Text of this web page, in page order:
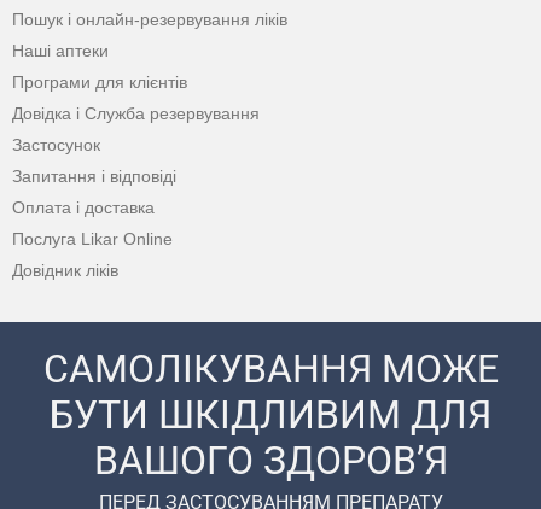
Пошук і онлайн-резервування ліків
Наші аптеки
Програми для клієнтів
Довідка і Служба резервування
Застосунок
Запитання і відповіді
Оплата і доставка
Послуга Likar Online
Довідник ліків
САМОЛІКУВАННЯ МОЖЕ
БУТИ ШКІДЛИВИМ ДЛЯ
ВАШОГО ЗДОРОВ’Я
ПЕРЕД ЗАСТОСУВАННЯМ ПРЕПАРАТУ